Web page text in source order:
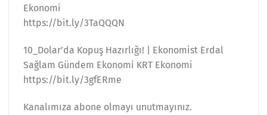
Ekonomi
https://bit.ly/3TaQQQN
10_Dolar’da Kopuş Hazırlığı! | Ekonomist Erdal
Sağlam Gündem Ekonomi KRT Ekonomi
https://bit.ly/3gfERme
Kanalımıza abone olmayı unutmayınız.